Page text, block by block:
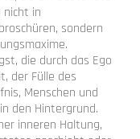
nicht in
sondern
die durch das Ego
der Fülle des
Menschen und
den Hintergrund.
inneren Haltung,